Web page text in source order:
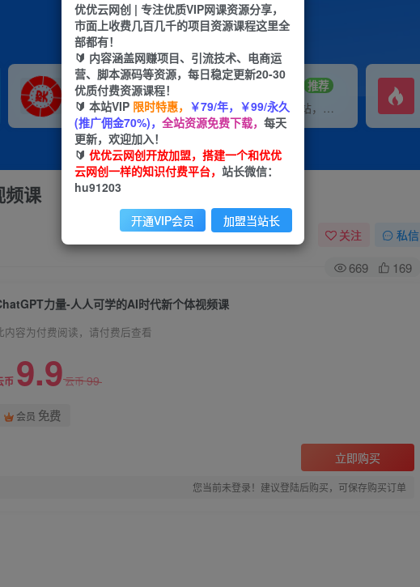
VIP推广
70%分佣
会员专属推广链接
招募站长 推荐
搭建同款网站，自己当老板
频课
关注 私信
669 169
力量-人人可学的AI时代新个体视频课
内容为付费阅读，请付费后查看
币 9.9云币99
会员 免费
立即购买
您当前未登录！建议登陆后购买，可保存购买订单
优优云网创 | 专注优质VIP网课资源分享，
市面上收费几百几千的项目资源课程这里全
部都有！
🔰 内容涵盖网赚项目、引流技术、电商运
营、脚本源码等资源，每日稳定更新20-30
优质付费资源课程！
🔰 本站VIP 限时特惠， ￥79/年，￥99/永久
(推广佣金70%)， 全站资源免费下载， 每天
更新，欢迎加入！
🔰 优优云网创开放加盟，搭建一个和优优
云网创一样的知识付费平台， 站长微信：
hu91203
开通VIP会员 加盟当站长